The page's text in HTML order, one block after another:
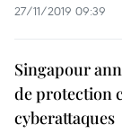
27/11/2019 09:39
Singapour
de protection
cyberattaques